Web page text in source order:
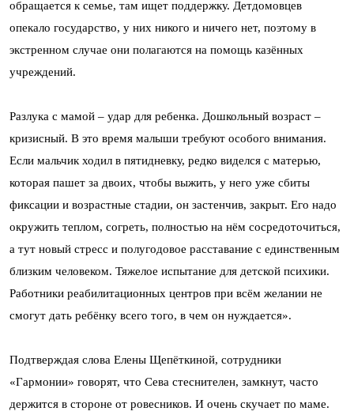
обращается к семье, там ищет поддержку. Детдомовцев
опекало государство, у них никого и ничего нет, поэтому в
экстренном случае они полагаются на помощь казённых
учреждений.
Разлука с мамой – удар для ребенка. Дошкольный возраст –
кризисный. В это время малыши требуют особого внимания.
Если мальчик ходил в пятидневку, редко виделся с матерью,
которая пашет за двоих, чтобы выжить, у него уже сбиты
фиксации и возрастные стадии, он застенчив, закрыт. Его надо
окружить теплом, согреть, полностью на нём сосредоточиться,
а тут новый стресс и полугодовое расставание с единственным
близким человеком. Тяжелое испытание для детской психики.
Работники реабилитационных центров при всём желании не
смогут дать ребёнку всего того, в чем он нуждается».
Подтверждая слова Елены Щепёткиной, сотрудники
«Гармонии» говорят, что Сева стеснителен, замкнут, часто
держится в стороне от ровесников. И очень скучает по маме.